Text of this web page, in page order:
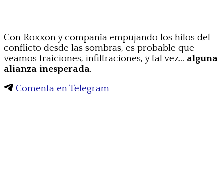
Con Roxxon y compañía empujando los hilos del
conflicto desde las sombras, es probable que
veamos traiciones, infiltraciones, y tal vez… alguna
alianza inesperada.
Comenta en Telegram